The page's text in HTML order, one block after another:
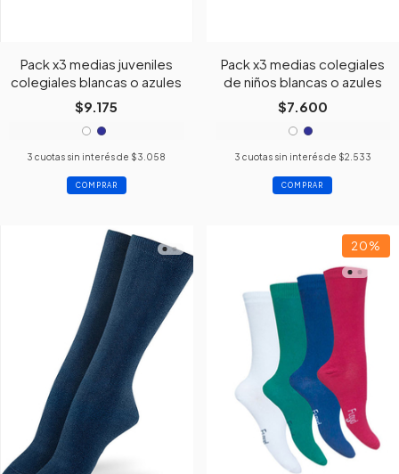
Pack x3 medias juveniles
colegiales blancas o azules
$9.175
3 cuotas sin interés de $3.058
COMPRAR
Pack x3 medias colegiales
de niños blancas o azules
$7.600
3 cuotas sin interés de $2.533
COMPRAR
20%